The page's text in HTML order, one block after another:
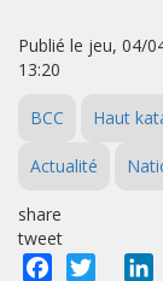
Publié le jeu, 04/
13:20
BCC Haut
Actualité
share
tweet
Facebook
Twitter